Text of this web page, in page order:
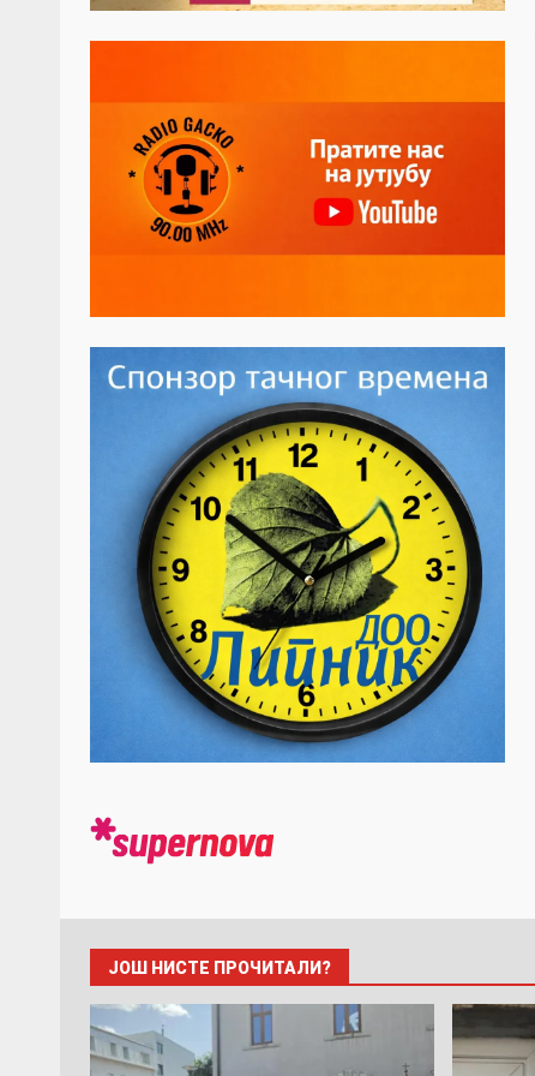
ЈОШ НИСТЕ ПРОЧИТАЛИ?